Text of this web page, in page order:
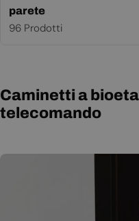
parete
96 Prodotti
Caminetti a
telecomando